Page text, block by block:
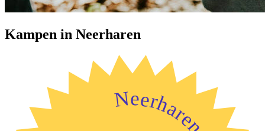
Kampen in Neerharen
Neerharen